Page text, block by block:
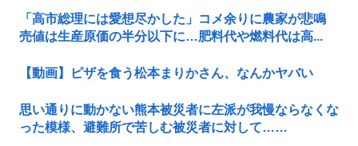
「高市総理には愛想尽かした」コメ余りに農家が悲鳴
売値は生産原価の半分以下に…肥料代や燃料代は高...
【動画】ピザを食う松本まりかさん、なんかヤバい
思い通りに動かない熊本被災者に左派が我慢ならなくな
った模様、避難所で苦しむ被災者に対して……